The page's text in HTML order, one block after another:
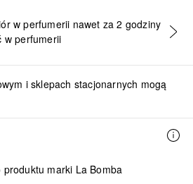
DO KOSZYKA
w perfumerii nawet za 2 godziny
w perfumerii
i sklepach stacjonarnych mogą
marki La Bomba